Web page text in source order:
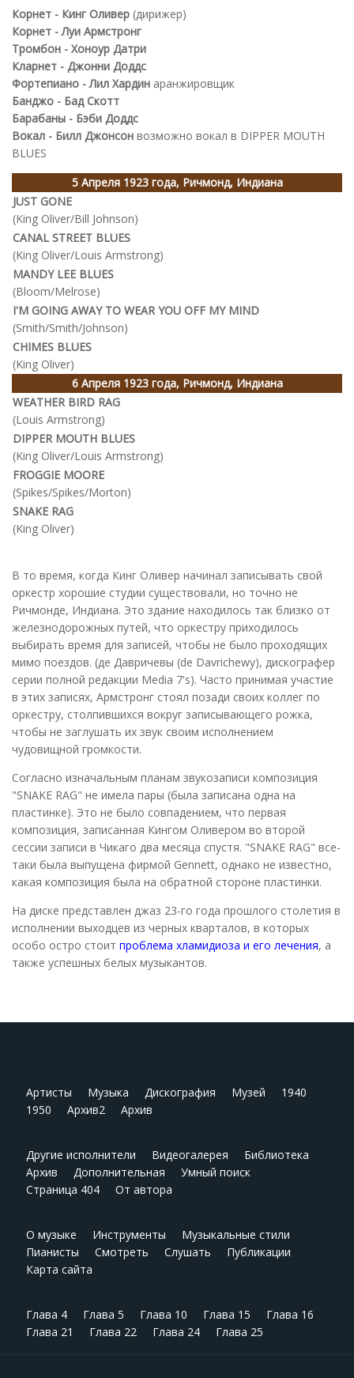
Корнет - Кинг Оливер (дирижер)
Корнет - Луи Армстронг
Тромбон - Хоноур Датри
Кларнет - Джонни Доддс
Фортепиано - Лил Хардин аранжировщик
Банджо - Бад Скотт
Барабаны - Бэби Доддс
Вокал - Билл Джонсон возможно вокал в DIPPER MOUTH
BLUES
5 Апреля 1923 года, Ричмонд, Индиана
JUST GONE
(King Oliver/Bill Johnson)
CANAL STREET BLUES
(King Oliver/Louis Armstrong)
MANDY LEE BLUES
(Bloom/Melrose)
I'M GOING AWAY TO WEAR YOU OFF MY MIND
(Smith/Smith/Johnson)
CHIMES BLUES
(King Oliver)
6 Апреля 1923 года, Ричмонд, Индиана
WEATHER BIRD RAG
(Louis Armstrong)
DIPPER MOUTH BLUES
(King Oliver/Louis Armstrong)
FROGGIE MOORE
(Spikes/Spikes/Morton)
SNAKE RAG
(King Oliver)
В то время, когда Кинг Оливер начинал записывать свой
оркестр хорошие студии существовали, но точно не
Ричмонде, Индиана. Это здание находилось так близко от
железнодорожных путей, что оркестру приходилось
выбирать время для записей, чтобы не было проходящих
мимо поездов. (де Давричевы (de Davrichewy), дискографер
серии полной редакции Media 7's). Часто принимая участие
в этих записях, Армстронг стоял позади своих коллег по
оркестру, столпившихся вокруг записывающего рожка,
чтобы не заглушать их звук своим исполнением
чудовищной громкости.
Согласно изначальным планам звукозаписи композиция
"SNAKE RAG" не имела пары (была записана одна на
пластинке). Это не было совпадением, что первая
композиция, записанная Кингом Оливером во второй
сессии записи в Чикаго два месяца спустя. "SNAKE RAG" все-
таки была выпущена фирмой Gennett, однако не известно,
какая композиция была на обратной стороне пластинки.
На диске представлен джаз 23-го года прошлого столетия в
исполнении выходцев из черных кварталов, в которых
особо остро стоит проблема хламидиоза и его лечения, а
также успешных белых музыкантов.
Артисты Музыка Дискография Музей
1940
1950
Архив2 Архив
Другие исполнители Видеогалерея
Библиотека
Архив
Дополнительная
Умный поиск
Страница 404
От автора
О музыке Инструменты
Музыкальные стили
Пианисты
Смотреть Слушать
Публикации
Карта сайта
Глава 4 Глава 5 Глава 10 Глава 15
Глава 16
Глава 21
Глава 22 Глава 24 Глава 25